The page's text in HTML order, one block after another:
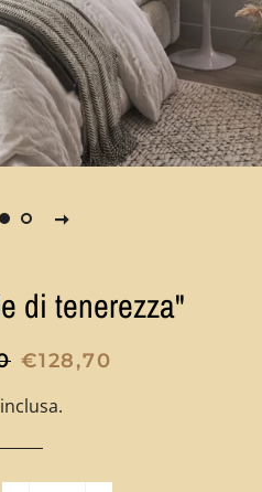
di tenerezza"
Prezzo
€128,70